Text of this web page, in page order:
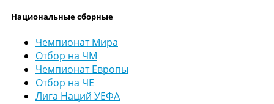
Национальные сборные
Чемпионат Мира
Отбор на ЧМ
Чемпионат Европы
Отбор на ЧЕ
Лига Наций УЕФА